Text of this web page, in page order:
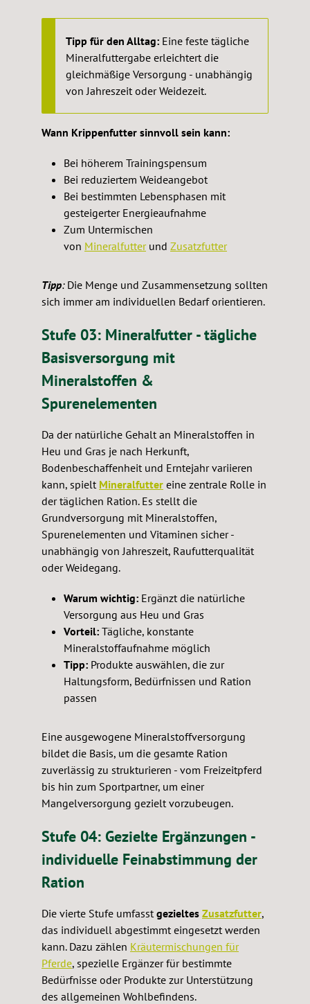
Tipp für den Alltag: Eine feste tägliche
Mineralfuttergabe erleichtert die
gleichmäßige Versorgung - unabhängig
von Jahreszeit oder Weidezeit.
Wann Krippenfutter sinnvoll sein kann:
Bei höherem Trainingspensum
Bei reduziertem Weideangebot
Bei bestimmten Lebensphasen mit
gesteigerter Energieaufnahme
Zum Untermischen
von Mineralfutterund Zusatzfutter
Tipp:Die Menge und Zusammensetzung sollten
sich immer am individuellen Bedarf orientieren.
Stufe 03: Mineralfutter - tägliche
Basisversorgung mit
Mineralstoffen &
Spurenelementen
Da der natürliche Gehalt an Mineralstoffen in
Heu und Gras je nach Herkunft,
Bodenbeschaffenheit und Erntejahr variieren
kann, spielt Mineralfutter eine zentrale Rolle in
der täglichen Ration. Es stellt die
Grundversorgung mit Mineralstoffen,
Spurenelementen und Vitaminen sicher -
unabhängig von Jahreszeit, Raufutterqualität
oder Weidegang.
Warum wichtig: Ergänzt die natürliche
Versorgung aus Heu und Gras
Vorteil: Tägliche, konstante
Mineralstoffaufnahme möglich
Tipp: Produkte auswählen, die zur
Haltungsform, Bedürfnissen und Ration
passen
Eine ausgewogene Mineralstoffversorgung
bildet die Basis, um die gesamte Ration
zuverlässig zu strukturieren - vom Freizeitpferd
bis hin zum Sportpartner, um einer
Mangelversorgung gezielt vorzubeugen.
Stufe 04: Gezielte Ergänzungen -
individuelle Feinabstimmung der
Ration
Die vierte Stufe umfasstgezieltes Zusatzfutter,
das individuell abgestimmt eingesetzt werden
kann. Dazu zählen Kräutermischungen für
Pferde, spezielle Ergänzer für bestimmte
Bedürfnisse oder Produkte zur Unterstützung
des allgemeinen Wohlbefindens.